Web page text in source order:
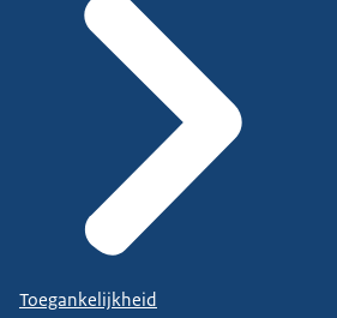
Toegankelijkheid